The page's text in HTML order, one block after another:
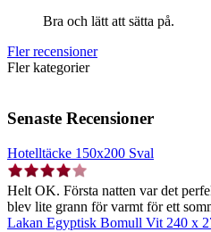
Bra och lätt att sätta på.
Fler recensioner
Fler kategorier
Senaste Recensioner
Hotelltäcke 150x200 Sval
Helt OK. Första natten var det
blev lite grann för varmt för ett
Lakan Egyptisk Bomull Vit 240 x